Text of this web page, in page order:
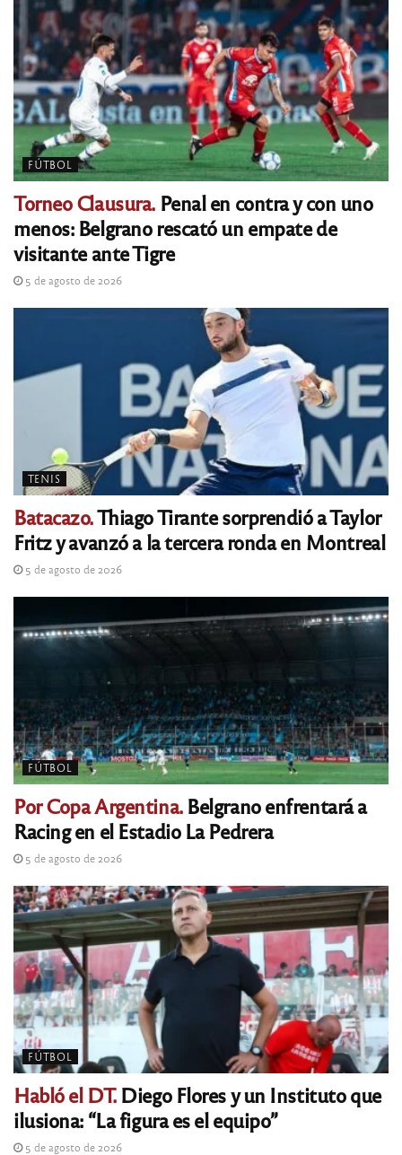
FÚTBOL
Torneo Clausura.Penal en contra y con uno
menos: Belgrano rescató un empate de
visitante ante Tigre
5 de agosto de 2026
TENIS
Batacazo.Thiago Tirante sorprendió a Taylor
Fritz y avanzó a la tercera ronda en Montreal
5 de agosto de 2026
FÚTBOL
Por Copa Argentina.Belgrano enfrentará a
Racing en el Estadio La Pedrera
5 de agosto de 2026
FÚTBOL
Habló el DT.Diego Flores y un Instituto que
ilusiona: “La figura es el equipo”
5 de agosto de 2026